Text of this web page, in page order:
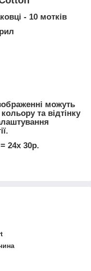
- 10 мотків
можуть
та відтінку
24х 30р.